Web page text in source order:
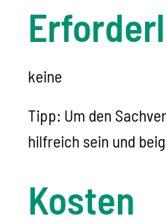
keine
Tipp: Um den
hilfreich sein und
Kosten